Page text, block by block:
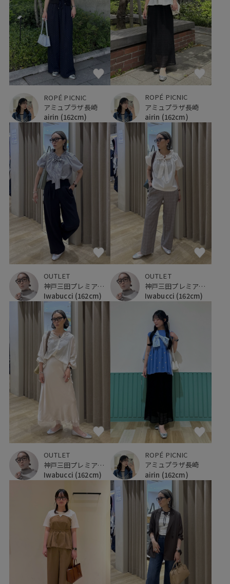
ROPÉ PICNIC
アミュプラザ長崎
airin (162cm)
ROPÉ PICNIC
アミュプラザ長崎
airin (162cm)
OUTLET
神戸三田プレミアム・アウトレット
Iwabucci (162cm)
OUTLET
神戸三田プレミアム・アウトレット
Iwabucci (162cm)
OUTLET
神戸三田プレミアム・アウトレット
Iwabucci (162cm)
ROPÉ PICNIC
アミュプラザ長崎
airin (162cm)